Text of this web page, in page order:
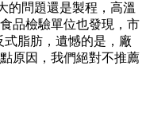
的問題還是製程，高溫
品檢驗單位也發現，市
式脂肪，遺憾的是，廠
原因，我們絕對不推薦